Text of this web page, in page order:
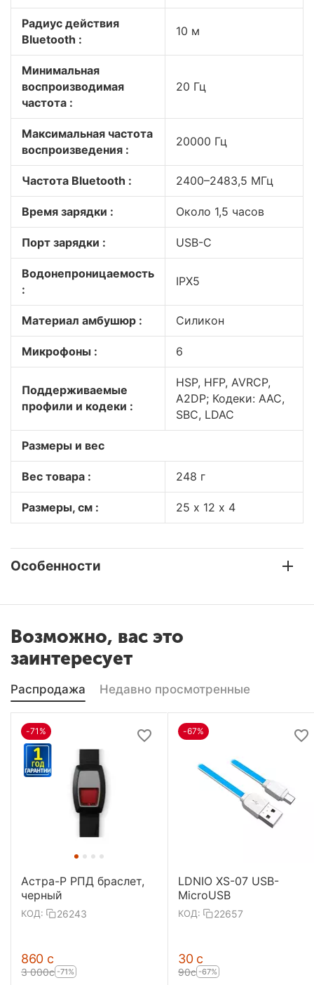
Радиус действия
Bluetooth :
10 м
Минимальная
воспроизводимая
частота :
20 Гц
Максимальная частота
воспроизведения :
20000 Гц
Частота Bluetooth : 2400–2483,5 МГц
Время зарядки : Около 1,5 часов
Порт зарядки : USB-C
Водонепроницаемость
:
IPX5
Материал амбушюр : Силикон
Микрофоны : 6
Поддерживаемые
профили и кодеки :
HSP, HFP, AVRCP,
A2DP; Кодеки: AAC,
SBC, LDAC
Размеры и вес
Вес товара : 248 г
Размеры, см : 25 х 12 х 4
Особенности
Возможно, вас это
заинтересует
Распродажа Недавно просмотренные
-71%
Астра-Р РПД браслет,
черный
КОД: 26243
‍860‍ с
3 000с -71%
-67%
LDNIO XS-07 USB-
MicroUSB
КОД: 22657
‍30‍ с
‍90‍с -67%